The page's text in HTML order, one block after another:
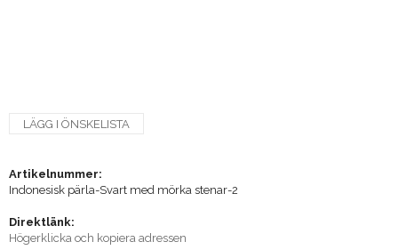
LÄGG I ÖNSKELISTA
Artikelnummer:
Indonesisk pärla-Svart med mörka stenar-2
Direktlänk:
Högerklicka och kopiera adressen